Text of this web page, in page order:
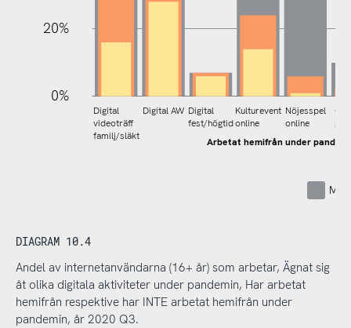
0%
20%
Arbetat hemifrån under
Digital
videoträff
familj/släkt
Digital AW Digital
fest/högtid
Kulturevent
online
Nöjesspel
online
DIAGRAM 10.4
Andel av internetanvändarna (16+ år) som arbetar, Ägnat sig
åt olika digitala aktiviteter under pandemin, Har arbetat
hemifrån respektive har INTE arbetat hemifrån under
pandemin, år 2020 Q3.